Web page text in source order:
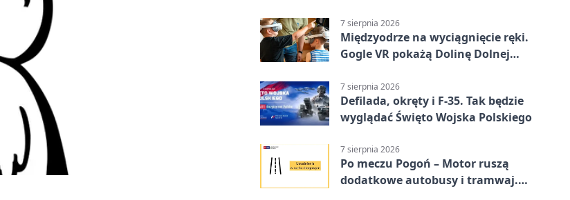
7 sierpnia 2026
Międzyodrze na wyciągnięcie ręki.
Gogle VR pokażą Dolinę Dolnej
7 sierpnia 2026
Defilada, okręty i F-35. Tak będzie
wyglądać Święto Wojska Polskiego
7 sierpnia 2026
Po meczu Pogoń – Motor ruszą
dodatkowe autobusy i tramwaj.